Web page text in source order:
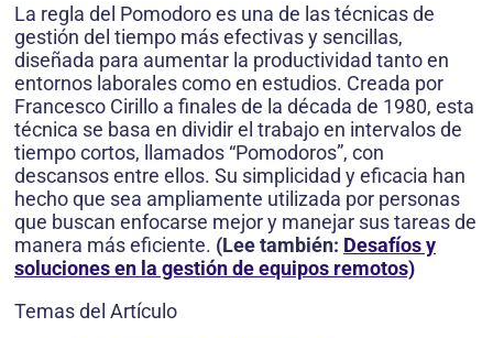
La regla del Pomodoro es una de las técnicas de
gestión del tiempo más efectivas y sencillas,
diseñada para aumentar la productividad tanto en
entornos laborales como en estudios. Creada por
Francesco Cirillo a finales de la década de 1980, esta
técnica se basa en dividir el trabajo en intervalos de
tiempo cortos, llamados “Pomodoros”, con
descansos entre ellos. Su simplicidad y eficacia han
hecho que sea ampliamente utilizada por personas
que buscan enfocarse mejor y manejar sus tareas de
manera más eficiente. (Lee también: Desafíos y
soluciones en la gestión de equipos remotos)
Temas del Artículo